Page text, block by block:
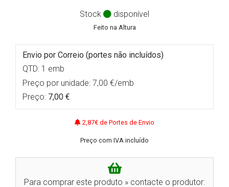
Stock disponível
Feito na Altura
Envio por Correio (portes não incluídos)
QTD: 1 emb
Preço por unidade: 7,00 €/emb
Preço: 7,00 €
2,87€ de Portes de Envio
Preço com IVA incluído
Para comprar este produto » contacte o produtor: